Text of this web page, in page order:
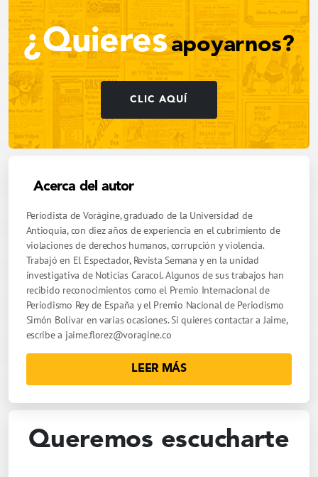
¿Quieresapoyarnos?
CLIC AQUÍ
Acerca del autor
Periodista de Vorágine, graduado de la Universidad de
Antioquia, con diez años de experiencia en el cubrimiento de
violaciones de derechos humanos, corrupción y violencia.
Trabajó en El Espectador, Revista Semana y en la unidad
investigativa de Noticias Caracol. Algunos de sus trabajos han
recibido reconocimientos como el Premio Internacional de
Periodismo Rey de España y el Premio Nacional de Periodismo
Simón Bolívar en varias ocasiones. Si quieres contactar a Jaime,
escribe a jaime.florez@voragine.co
LEER MÁS
Queremos escucharte